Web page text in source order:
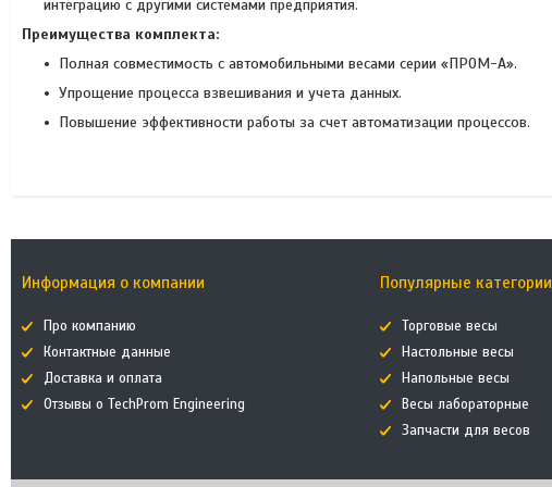
интеграцию с другими системами предприятия.
Преимущества комплекта:
Полная совместимость с автомобильными весами серии «ПРОМ-А».
Упрощение процесса взвешивания и учета данных.
Повышение эффективности работы за счет автоматизации процессов.
Информация о компании
Про компанию
Контактные данные
Доставка и оплата
Отзывы о TechProm Engineering
Популярные категории
Торговые весы
Настольные весы
Напольные весы
Весы лабораторные
Запчасти для весов